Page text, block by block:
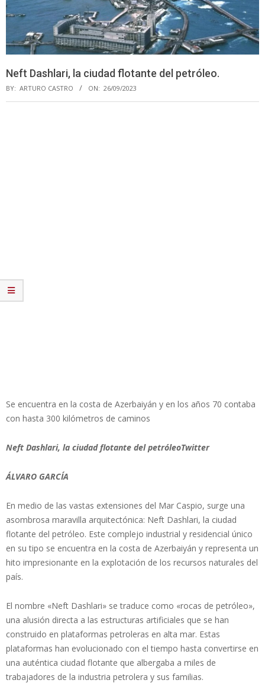
Neft Dashlari, la ciudad flotante del petróleo.
BY: ARTURO CASTRO ON: 26/09/2023
Se encuentra en la costa de Azerbaiyán y en los años 70 contaba
con hasta 300 kilómetros de caminos
Neft Dashlari, la ciudad flotante del petróleoTwitter
ÁLVARO GARCÍA
En medio de las vastas extensiones del Mar Caspio, surge una
asombrosa maravilla arquitectónica: Neft Dashlari, la ciudad
flotante del petróleo. Este complejo industrial y residencial único
en su tipo se encuentra en la costa de Azerbaiyán y representa un
hito impresionante en la explotación de los recursos naturales del
país.
El nombre «Neft Dashlari» se traduce como «rocas de petróleo»,
una alusión directa a las estructuras artificiales que se han
construido en plataformas petroleras en alta mar. Estas
plataformas han evolucionado con el tiempo hasta convertirse en
una auténtica ciudad flotante que albergaba a miles de
trabajadores de la industria petrolera y sus familias.